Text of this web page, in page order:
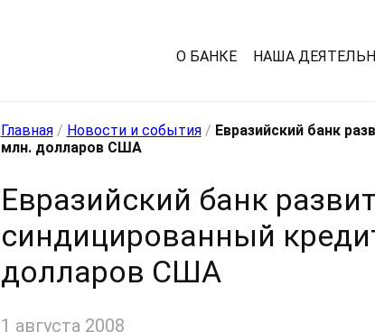
О БАНКЕ
НАША
Главная/ Новости и события/ Евразийский банк
млн. долларов США
Евразийский банк
синдицированный
долларов США
1 августа 2008